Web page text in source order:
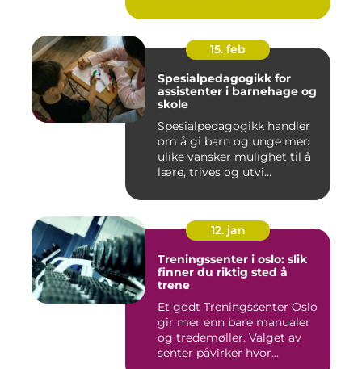
15. feb
Spesialpedagogikk for
assistenter i barnehage og
skole
Spesialpedagogikk handler
om å gi barn og unge med
ulike vansker mulighet til å
lære, trives og utvi...
12. jan
Treningssenter i oslo: slik
finner du riktig sted å
trene
Et godt Treningssenter Oslo
gir mer enn bare manualer
og tredemøller. Valget av
senter påvirker hvor...